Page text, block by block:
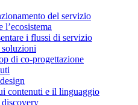
del servizio
l’ecosistema
i flussi di servizio
soluzioni
di co-progettazione
contenuti e il linguaggio